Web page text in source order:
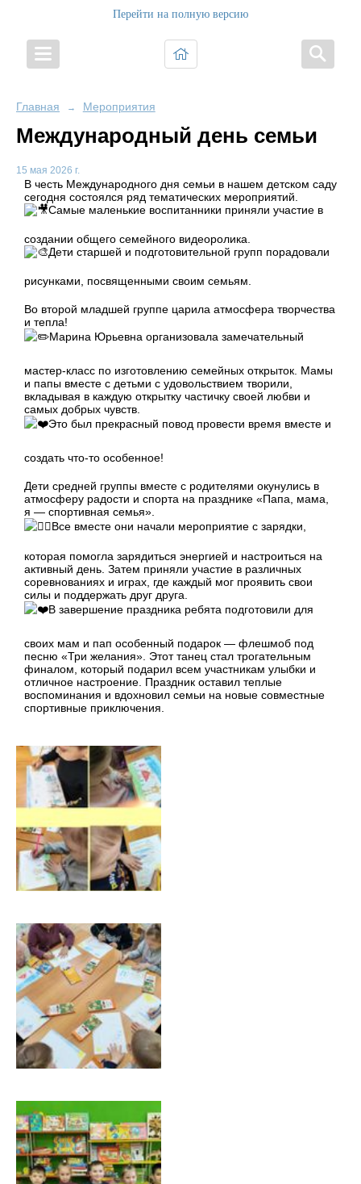
Перейти на полную версию
Главная → Мероприятия
Международный день семьи
15 мая 2026 г.
В честь Международного дня семьи в нашем детском саду
сегодня состоялся ряд тематических мероприятий.
Самые маленькие воспитанники приняли участие в
создании общего семейного видеоролика.
Дети старшей и подготовительной групп порадовали
рисунками, посвященными своим семьям.
Во второй младшей группе царила атмосфера творчества
и тепла!
Марина Юрьевна организовала замечательный
мастер-класс по изготовлению семейных открыток. Мамы
и папы вместе с детьми с удовольствием творили,
вкладывая в каждую открытку частичку своей любви и
самых добрых чувств.
Это был прекрасный повод провести время вместе и
создать что-то особенное!
Дети средней группы вместе с родителями окунулись в
атмосферу радости и спорта на празднике «Папа, мама,
я — спортивная семья».
Все вместе они начали мероприятие с зарядки,
которая помогла зарядиться энергией и настроиться на
активный день. Затем приняли участие в различных
соревнованиях и играх, где каждый мог проявить свои
силы и поддержать друг друга.
В завершение праздника ребята подготовили для
своих мам и пап особенный подарок — флешмоб под
песню «Три желания». Этот танец стал трогательным
финалом, который подарил всем участникам улыбки и
отличное настроение. Праздник оставил теплые
воспоминания и вдохновил семьи на новые совместные
спортивные приключения.